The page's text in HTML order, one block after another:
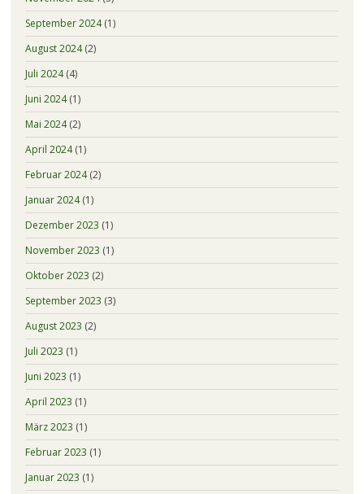
September 2024(1)
August 2024(2)
Juli 2024(4)
Juni 2024(1)
Mai 2024(2)
April 2024(1)
Februar 2024(2)
Januar 2024(1)
Dezember 2023 (1)
November 2023 (1)
Oktober 2023 (2)
September 2023 (3)
August 2023 (2)
Juli 2023 (1)
Juni 2023 (1)
April 2023 (1)
März 2023 (1)
Februar 2023 (1)
Januar 2023 (1)